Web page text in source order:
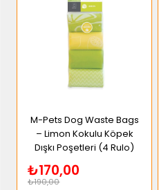
M-Pets Dog Waste Bags
– Limon Kokulu Köpek
Dışkı Poşetleri (4 Rulo)
₺170,00
₺190,00